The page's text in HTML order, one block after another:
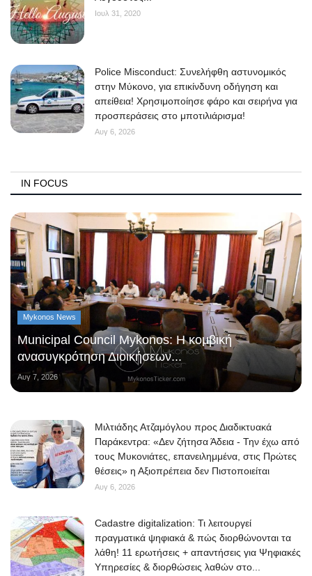
Ιουλ 31, 2020
Police Misconduct: Συνελήφθη αστυνομικός
στην Μύκονο, για επικίνδυνη οδήγηση και
απείθεια! Χρησιμοποίησε φάρο και σειρήνα για
προσπεράσεις στο μποτιλιάρισμα!
Αυγ 6, 2026
IN FOCUS
Mykonos News
Municipal Council Mykonos: Η κομβική
ανασυγκρότηση Διοικήσεων...
Αυγ 7, 2026
Μιλτιάδης Ατζαμόγλου προς Διαδικτυακά
Παράκεντρα: «Δεν ζήτησα Άδεια - Την έχω από
τους Μυκονιάτες, επανειλημμένα, στις Πρώτες
θέσεις» η Αξιοπρέπεια δεν Πιστοποιείται
Αυγ 6, 2026
Cadastre digitalization: Τι λειτουργεί
πραγματικά ψηφιακά & πώς διορθώνονται τα
λάθη! 11 ερωτήσεις + απαντήσεις για Ψηφιακές
Υπηρεσίες & διορθώσεις λαθών στο...